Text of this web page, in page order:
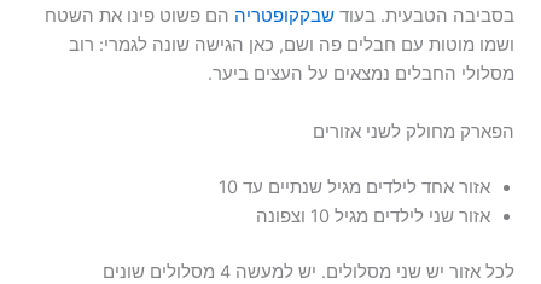
בסביבה הטבעית. בעודשבקקופטריה הם פשוט פינו את השטח
ושמו מוטות עם חבלים פה ושם, כאן הגישה שונה לגמרי: רוב
מסלולי החבלים נמצאים על העצים ביער.
הפארק מחולק לשני אזורים
אזור אחד לילדים מגיל שנתיים עד 10
אזור שני לילדים מגיל 10 וצפונה
לכל אזור יש שני מסלולים. יש למעשה 4 מסלולים שונים